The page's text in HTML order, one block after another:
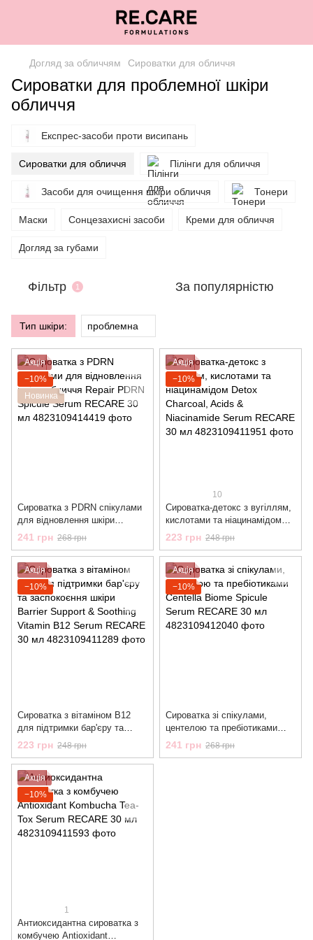
Догляд за обличчям Сироватки для обличчя
Сироватки для проблемної шкіри
обличчя
Експрес-засоби проти висипань
Сироватки для обличчя Пілінги для обличчя
Засоби для очищення шкіри обличчя Тонери
Маски Сонцезахисні засоби Креми для обличчя
Догляд за губами
Фільтр 1 За популярністю
Тип шкіри: проблемна
Акція
−10%
Новинка
Сироватка з PDRN спікулами
для відновлення шкіри
обличчя Repair PDRN Spicule
Serum RECARE 30 мл
241 грн 268 грн
Акція
−10%
10
Сироватка-детокс з вугіллям,
кислотами та ніацинамідом
Detox Charcoal, Acids &
Niacinamide Serum RECARE
30 мл
223 грн 248 грн
Акція
−10%
Сироватка з вітаміном В12
для підтримки бар'єру та
заспокоєння шкіри Barrier
Support & Soothing Vitamin
B12 Serum RECARE 30 мл
223 грн 248 грн
Акція
−10%
Сироватка зі спікулами,
центелою та пребіотиками
Centella Biome Spicule Serum
RECARE 30 мл
241 грн 268 грн
Акція
−10%
1
Антиоксидантна сироватка з
комбучею Antioxidant